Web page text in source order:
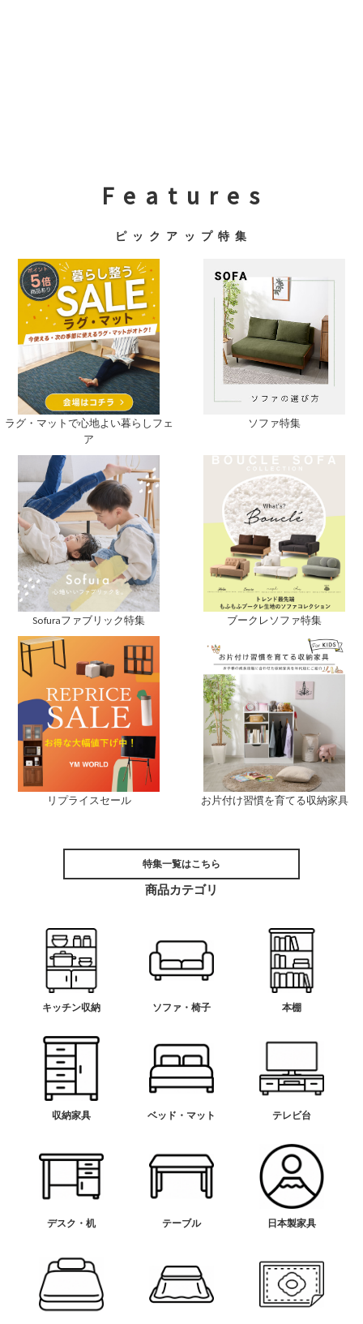
F e a t u r e s
ピ ッ ク ア ッ プ 特 集
ラグ・マットで心地よい暮らしフェ
ア
ソファ特集
Sofuraファブリック特集 ブークレソファ特集
リプライスセール お片付け習慣を育てる収納家具
特集一覧はこちら
商品カテゴリ
キッチン収納 ソファ・椅子 本棚
収納家具 ベッド・マット テレビ台
デスク・机 テーブル 日本製家具